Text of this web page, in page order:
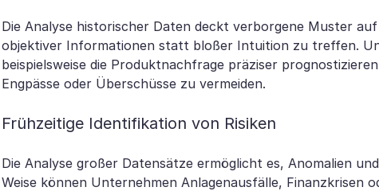
Die Analyse historischer Daten deckt verborgene Muster
objektiver Informationen statt bloßer Intuition zu treffen.
beispielsweise die Produktnachfrage präziser
Engpässe oder Überschüsse zu vermeiden.
Frühzeitige Identifikation von Risiken
Die Analyse großer Datensätze ermöglicht es, Anomalien
Weise können Unternehmen Anlagenausfälle, Finanzkrisen